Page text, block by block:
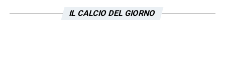
LA PLAYLIST DELLE NOSTRE TOP NEWS
IL CALCIO DEL GIORNO